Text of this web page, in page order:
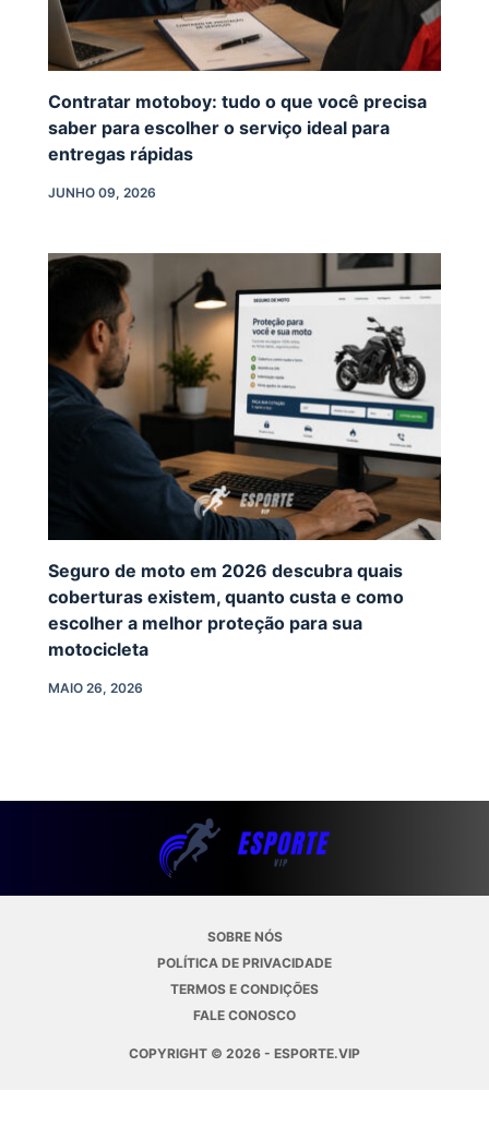
Contratar motoboy: tudo o que você precisa
saber para escolher o serviço ideal para
entregas rápidas
JUNHO 09, 2026
Seguro de moto em 2026 descubra quais
coberturas existem, quanto custa e como
escolher a melhor proteção para sua
motocicleta
MAIO 26, 2026
SOBRE NÓS
POLÍTICA DE PRIVACIDADE
TERMOS E CONDIÇÕES
FALE CONOSCO
COPYRIGHT © 2026 - ESPORTE.VIP